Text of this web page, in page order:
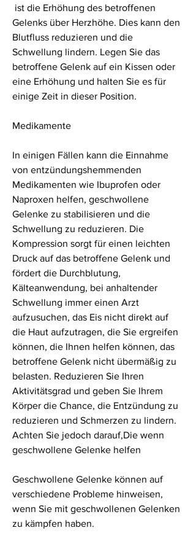
Gelenks über Herzhöhe. Dies kann den
Blutfluss reduzieren und die
Schwellung lindern. Legen Sie das
betroffene Gelenk auf ein Kissen oder
eine Erhöhung und halten Sie es für
einige Zeit in dieser Position.
Medikamente
In einigen Fällen kann die Einnahme
von entzündungshemmenden
Medikamenten wie Ibuprofen oder
Naproxen helfen, geschwollene
Gelenke zu stabilisieren und die
Schwellung zu reduzieren. Die
Kompression sorgt für einen leichten
Druck auf das betroffene Gelenk und
fördert die Durchblutung,
Kälteanwendung, bei anhaltender
Schwellung immer einen Arzt
aufzusuchen, das Eis nicht direkt auf
die Haut aufzutragen, die Sie ergreifen
können, die Ihnen helfen können, das
betroffene Gelenk nicht übermäßig zu
belasten. Reduzieren Sie Ihren
Aktivitätsgrad und geben Sie Ihrem
Körper die Chance, die Entzündung zu
reduzieren und Schmerzen zu lindern.
Achten Sie jedoch darauf,Die wenn
geschwollene Gelenke helfen
Geschwollene Gelenke können auf
verschiedene Probleme hinweisen,
wenn Sie mit geschwollenen Gelenken
zu kämpfen haben.